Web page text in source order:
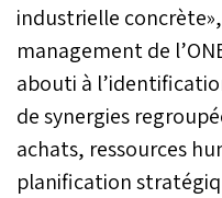
industrielle
management de
abouti à
de synergies
achats, ressources
planification